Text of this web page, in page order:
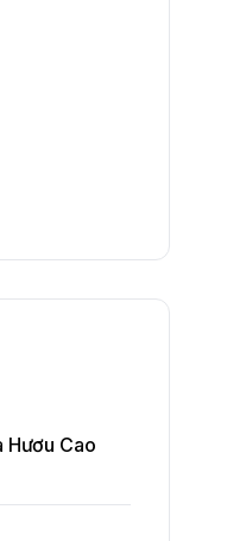
Hươu Cao